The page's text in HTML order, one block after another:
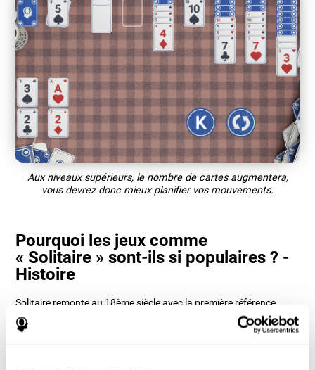
Aux niveaux supérieurs, le nombre de cartes augmentera,
vous devrez donc mieux planifier vos mouvements.
Pourquoi les jeux comme
« Solitaire » sont-ils si populaires ? -
Histoire
Solitaire remonte au 18ème siècle avec la première référence
dans un livre allemand appelé Das neue Königliche L'Hombre-Spiel
de 1783. Dans cette référence, il semble qu'il s'agissait d'un jeu de